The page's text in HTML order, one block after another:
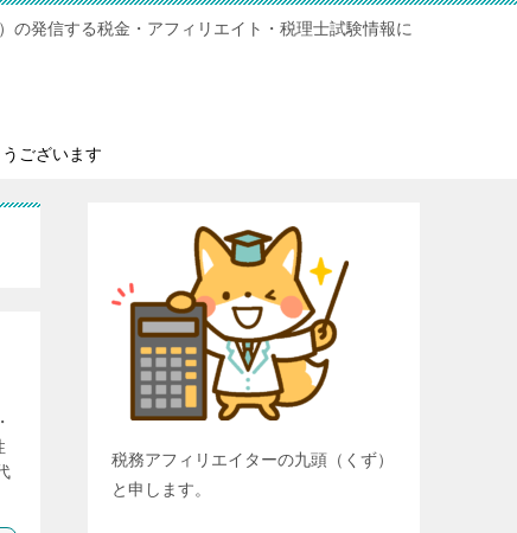
の発信する税金・アフィリエイト・税理士試験情報に
ございます
税務アフィリエイターの九頭（くず）
と申します。